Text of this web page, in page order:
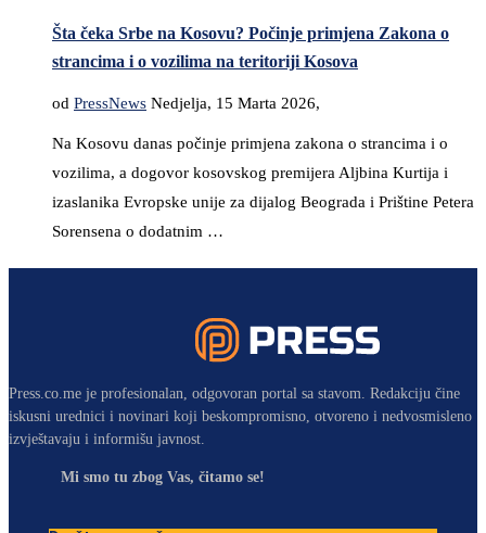
Šta čeka Srbe na Kosovu? Počinje primjena Zakona o
strancima i o vozilima na teritoriji Kosova
od PressNews Nedjelja, 15 Marta 2026,
Na Kosovu danas počinje primjena zakona o strancima i o
vozilima, a dogovor kosovskog premijera Aljbina Kurtija i
izaslanika Evropske unije za dijalog Beograda i Prištine Petera
Sorensena o dodatnim …
Press.co.me je profesionalan, odgovoran portal sa stavom. Redakciju čine
iskusni urednici i novinari koji beskompromisno, otvoreno i nedvosmisleno
izvještavaju i informišu javnost.
Mi smo tu zbog Vas, čitamo se!